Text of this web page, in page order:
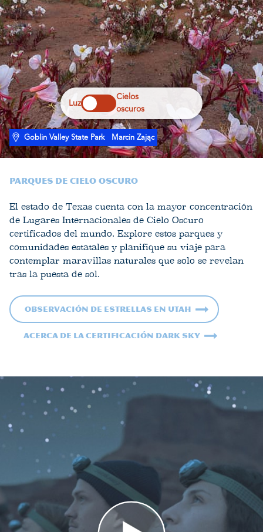
Luz
Cielos
oscuros
Goblin Valley State Park Marcin Zając
Parques de cielo oscuro
El estado de Texas cuenta con la mayor concentración
de Lugares Internacionales de Cielo Oscuro
certificados del mundo. Explore estos parques y
comunidades estatales y planifique su viaje para
contemplar maravillas naturales que solo se revelan
tras la puesta de sol.
Observación de estrellas en Utah
Acerca de la certificación Dark Sky